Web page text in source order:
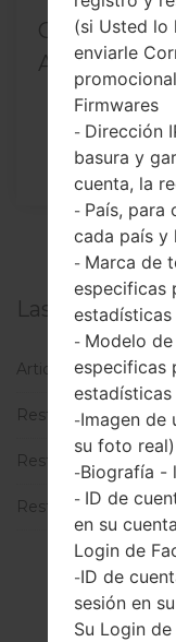
Cómo
Android de
Las categorías
Articulos utiles (1)
Restablecer datos
Restablecer datos
Restablecimiento
(si Usted lo
enviarle
Firmwares
- Dirección
basura y
cuenta, la
- País, para
cada país y
- Marca de
especificas
estadísticas
- Modelo
especificas
estadísticas
-Imagen de
su foto real)
-Biografía -
- ID de
en su
Login de
-ID de
sesión en
Su Login